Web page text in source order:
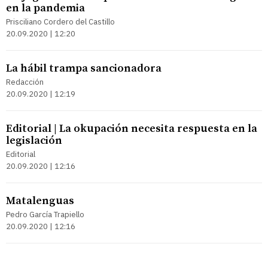
en la pandemia
Prisciliano Cordero del Castillo
20.09.2020 | 12:20
La hábil trampa sancionadora
Redacción
20.09.2020 | 12:19
Editorial | La okupación necesita respuesta en la
legislación
Editorial
20.09.2020 | 12:16
Matalenguas
Pedro García Trapiello
20.09.2020 | 12:16